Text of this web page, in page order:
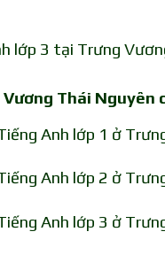
lớp 3 tại Trưng
Thái Nguyên
Anh lớp 1 ở
Anh lớp 2 ở
Anh lớp 3 ở